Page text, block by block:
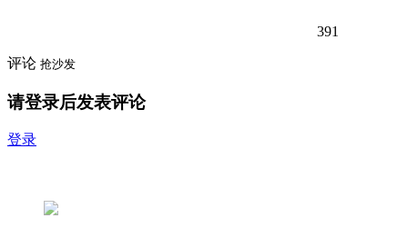
391
评论 抢沙发
请登录后发表评论
登录